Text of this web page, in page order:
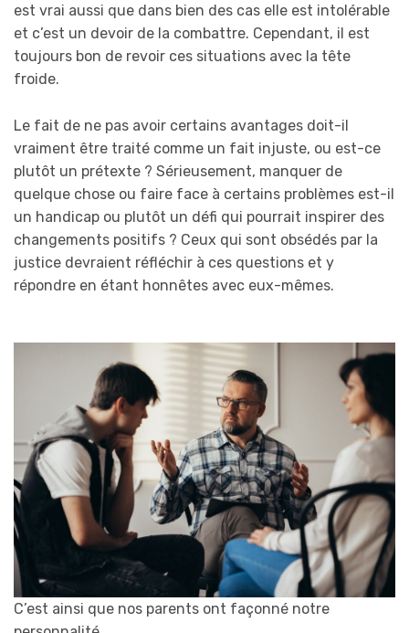
est vrai aussi que dans bien des cas elle est intolérable
et c’est un devoir de la combattre. Cependant, il est
toujours bon de revoir ces situations avec la tête
froide.
Le fait de ne pas avoir certains avantages doit-il
vraiment être traité comme un fait injuste, ou est-ce
plutôt un prétexte ? Sérieusement, manquer de
quelque chose ou faire face à certains problèmes est-il
un handicap ou plutôt un défi qui pourrait inspirer des
changements positifs ? Ceux qui sont obsédés par la
justice devraient réfléchir à ces questions et y
répondre en étant honnêtes avec eux-mêmes.
C’est ainsi que nos parents ont façonné notre